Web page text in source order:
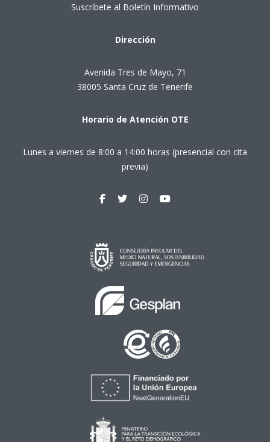
Suscríbete al Boletín Informativo
Dirección
Avenida Tres de Mayo, 71
38005 Santa Cruz de Tenerife
Horario de Atención OTE
Lunes a viernes de 8:00 a 14:00 horas (presencial con cita
previa)